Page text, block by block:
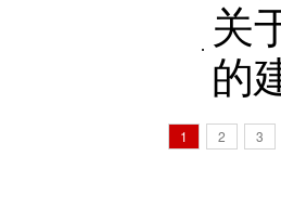
关
的
1 2 3